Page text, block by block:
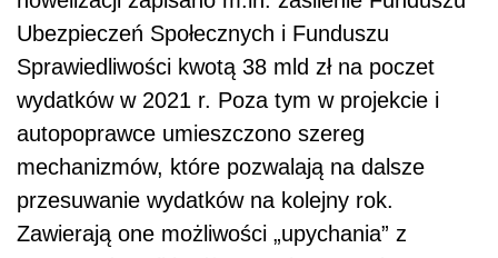
tych nieobjętych regułą wydatkową.
Polecamy: Nowe technologie w pracy
księgowych
Co zawierają projekty?